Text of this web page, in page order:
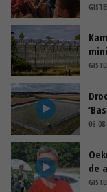
06-
de